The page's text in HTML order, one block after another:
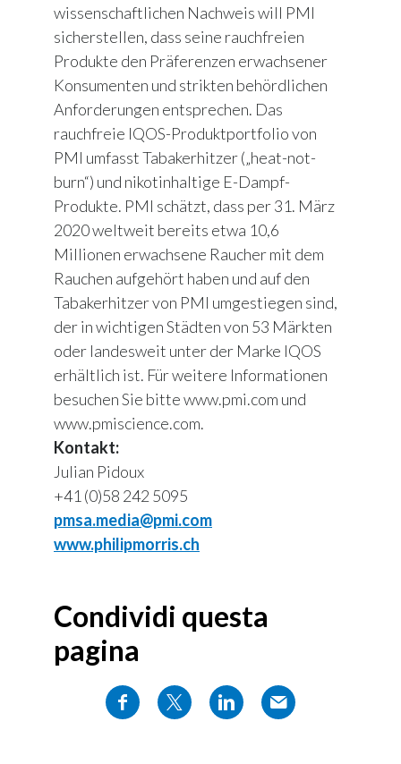
wissenschaftlichen Nachweis will PMI
sicherstellen, dass seine rauchfreien
Produkte den Präferenzen erwachsener
Konsumenten und strikten behördlichen
Anforderungen entsprechen. Das
rauchfreie IQOS-Produktportfolio von
PMI umfasst Tabakerhitzer („heat-not-
burn“) und nikotinhaltige E-Dampf-
Produkte. PMI schätzt, dass per 31. März
2020 weltweit bereits etwa 10,6
Millionen erwachsene Raucher mit dem
Rauchen aufgehört haben und auf den
Tabakerhitzer von PMI umgestiegen sind,
der in wichtigen Städten von 53 Märkten
oder landesweit unter der Marke IQOS
erhältlich ist. Für weitere Informationen
besuchen Sie bitte www.pmi.com und
www.pmiscience.com.
Kontakt:
Julian Pidoux
+41 (0)58 242 5095
pmsa.media@pmi.com
www.philipmorris.ch
Condividi questa
pagina